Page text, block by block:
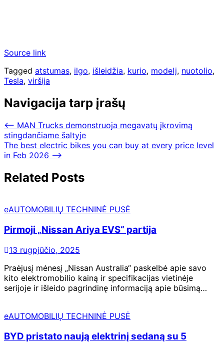
Source link
Tagged atstumas, ilgo, išleidžia, kurio, modelį, nuotolio,
Tesla, viršija
Navigacija tarp įrašų
⟵ MAN Trucks demonstruoja megavatų įkrovimą
stingdančiame šaltyje
The best electric bikes you can buy at every price level
in Feb 2026 ⟶
Related Posts
eAUTOMOBILIŲ TECHNINĖ PUSĖ
Pirmoji „Nissan Ariya EVS“ partija
13 rugpjūčio, 2025
Praėjusį mėnesį „Nissan Australia“ paskelbė apie savo
kito elektromobilio kainą ir specifikacijas vietinėje
serijoje ir išleido pagrindinę informaciją apie būsimą…
eAUTOMOBILIŲ TECHNINĖ PUSĖ
BYD pristato naują elektrinį sedaną su 5